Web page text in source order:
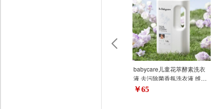
babycare儿童花萃酵素洗衣
液 去污除菌香氛洗衣液 维也
纳蓝风铃 1.8L
￥65